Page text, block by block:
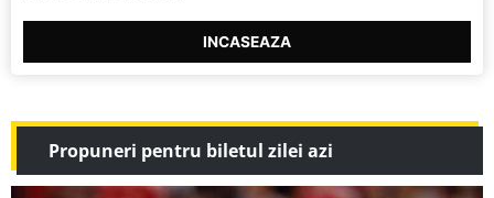
INCASEAZA
Propuneri pentru biletul zilei azi